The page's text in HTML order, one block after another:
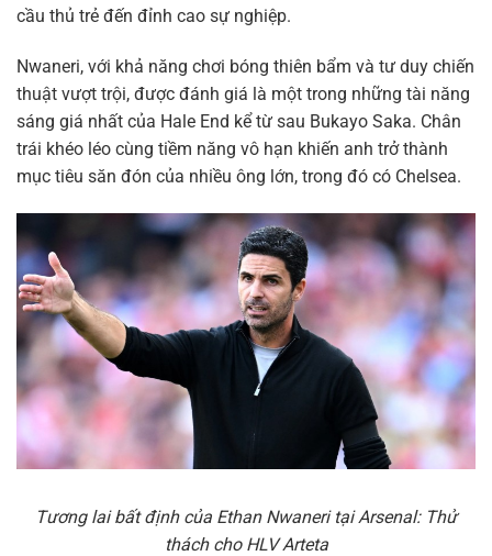
cầu thủ trẻ đến đỉnh cao sự nghiệp.
Nwaneri, với khả năng chơi bóng thiên bẩm và tư duy chiến
thuật vượt trội, được đánh giá là một trong những tài năng
sáng giá nhất của Hale End kể từ sau Bukayo Saka. Chân
trái khéo léo cùng tiềm năng vô hạn khiến anh trở thành
mục tiêu săn đón của nhiều ông lớn, trong đó có Chelsea.
Tương lai bất định của Ethan Nwaneri tại Arsenal: Thử
thách cho HLV Arteta